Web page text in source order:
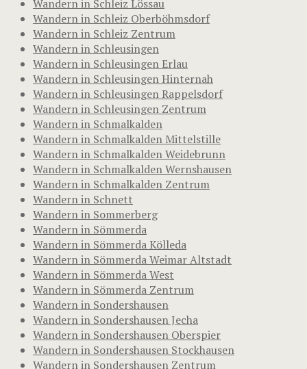
Wandern in Schleiz Lössau
Wandern in Schleiz Oberböhmsdorf
Wandern in Schleiz Zentrum
Wandern in Schleusingen
Wandern in Schleusingen Erlau
Wandern in Schleusingen Hinternah
Wandern in Schleusingen Rappelsdorf
Wandern in Schleusingen Zentrum
Wandern in Schmalkalden
Wandern in Schmalkalden Mittelstille
Wandern in Schmalkalden Weidebrunn
Wandern in Schmalkalden Wernshausen
Wandern in Schmalkalden Zentrum
Wandern in Schnett
Wandern in Sommerberg
Wandern in Sömmerda
Wandern in Sömmerda Kölleda
Wandern in Sömmerda Weimar Altstadt
Wandern in Sömmerda West
Wandern in Sömmerda Zentrum
Wandern in Sondershausen
Wandern in Sondershausen Jecha
Wandern in Sondershausen Oberspier
Wandern in Sondershausen Stockhausen
Wandern in Sondershausen Zentrum